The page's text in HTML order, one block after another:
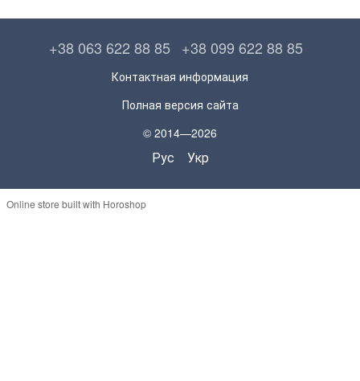
+38 063 622 88 85 +38 099 622 88 85
Контактная информация
Полная версия сайта
© 2014—2026
Рус Укр
Online store built with Horoshop